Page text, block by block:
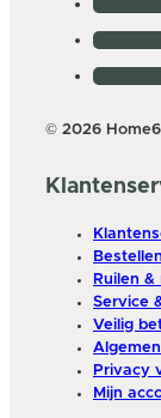
© 2026
Ruilen
Service
Veilig
Privacy
Mijn